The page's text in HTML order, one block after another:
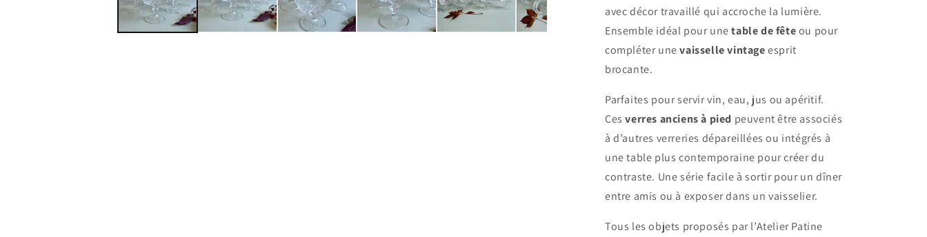
avec décor travaillé qui accroche la lumière.
Ensemble idéal pour unetable de fêteou pour
compléter unevaisselle vintageesprit
brocante.
Parfaites pour servir vin, eau, jus ou apéritif.
Cesverres anciens à pied peuvent être associés
à d’autres verreries dépareillées ou intégrés à
une table plus contemporaine pour créer du
contraste. Une série facile à sortir pour un dîner
entre amis ou à exposer dans un vaisselier.
Tous les objets proposés par l’Atelier Patine